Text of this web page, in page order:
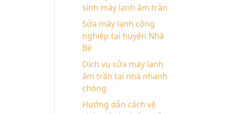
sinh máy lạnh âm trần
Sửa máy lạnh công
nghiệp tại huyện Nhà
Bè
Dịch vụ sửa máy lạnh
âm trần tại nhà nhanh
chóng
Hướng dẫn cách vệ